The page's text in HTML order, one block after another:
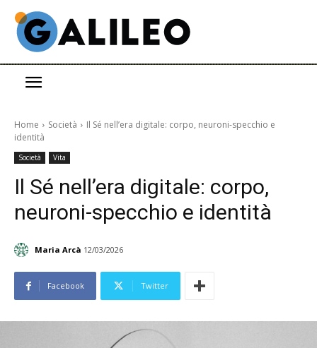
Home Società
Il Sé nell’era digitale: corpo, neuroni-specchio e
identità
Società Vita
Il Sé nell’era digitale: corpo,
neuroni-specchio e identità
Maria Arcà 12/03/2026
Facebook Twitter